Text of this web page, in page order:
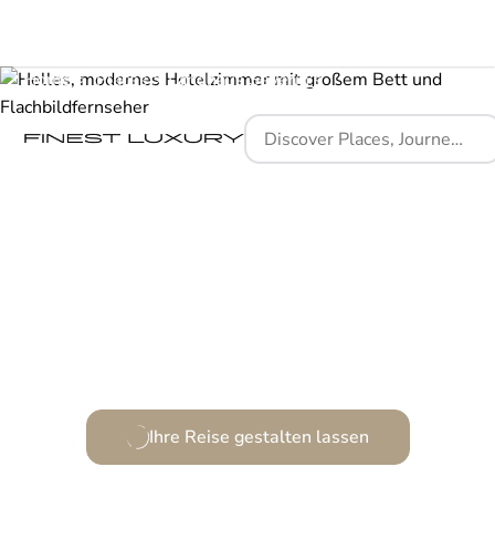
Home Places Landhaus Severin's
Ihre Reise gestalten lassen